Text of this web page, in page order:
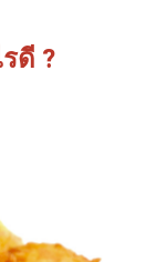
ดี ?